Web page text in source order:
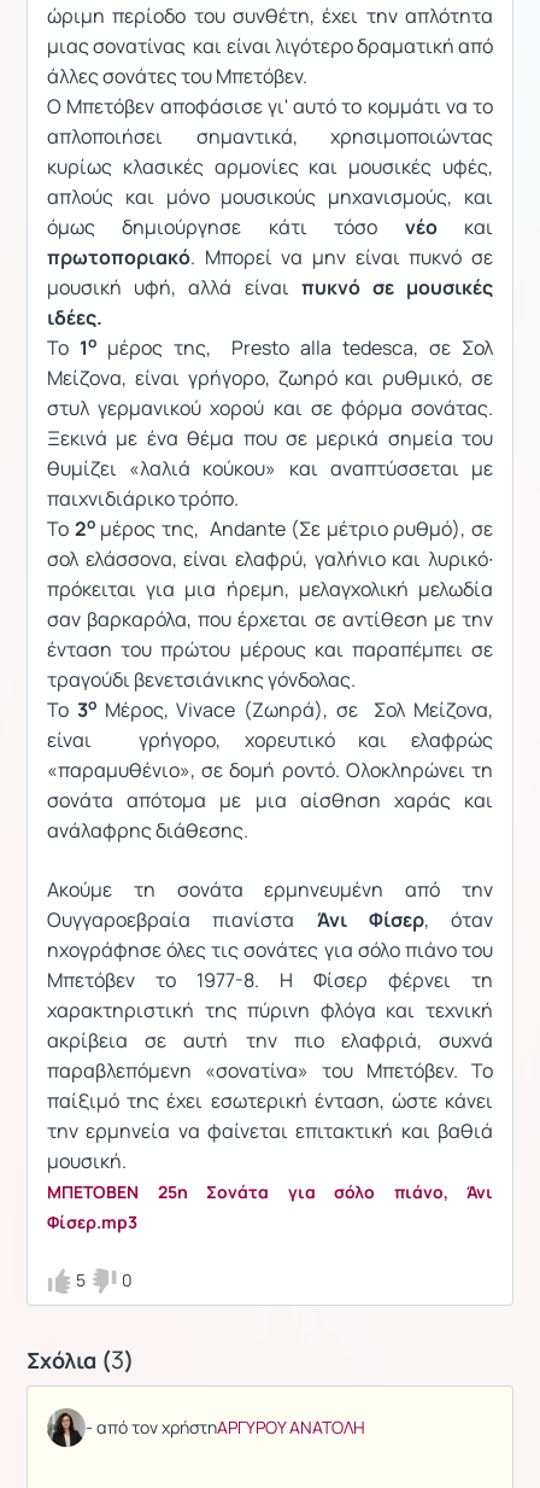
ώριμη περίοδο του συνθέτη, έχει την απλότητα
μιας σονατίνας και είναι λιγότερο δραματική από
άλλες σονάτες του Μπετόβεν.
Ο Μπετόβεν αποφάσισε γι' αυτό το κομμάτι να το
απλοποιήσει σημαντικά, χρησιμοποιώντας
κυρίως κλασικές αρμονίες και μουσικές υφές,
απλούς και μόνο μουσικούς μηχανισμούς, και
όμως δημιούργησε κάτι τόσο νέοκαι
πρωτοποριακό. Μπορεί να μην είναι πυκνό σε
μουσική υφή, αλλά είναι πυκνό σε μουσικές
ιδέες.
Το 1ομέρος της, Presto alla tedesca, σε Σολ
Μείζονα, είναι γρήγορο, ζωηρό και ρυθμικό, σε
στυλ γερμανικού χορού και σε φόρμα σονάτας.
Ξεκινά με ένα θέμα που σε μερικά σημεία του
θυμίζει «λαλιά κούκου» και αναπτύσσεται με
παιχνιδιάρικο τρόπο.
Το 2ομέρος της, Andante (Σε μέτριο ρυθμό), σε
σολ ελάσσονα, είναι ελαφρύ, γαλήνιο και λυρικό∙
πρόκειται για μια ήρεμη, μελαγχολική μελωδία
σαν βαρκαρόλα, που έρχεται σε αντίθεση με την
ένταση του πρώτου μέρους και παραπέμπει σε
τραγούδι βενετσιάνικης γόνδολας.
Το 3οΜέρος, Vivace (Ζωηρά), σε Σολ Μείζονα,
είναι γρήγορο, χορευτικό και ελαφρώς
«παραμυθένιο», σε δομή ροντό. Ολοκληρώνει τη
σονάτα απότομα με μια αίσθηση χαράς και
ανάλαφρης διάθεσης.
Ακούμε τη σονάτα ερμηνευμένη από την
Ουγγαροεβραία πιανίστα Άνι Φίσερ, όταν
ηχογράφησε όλες τις σονάτες για σόλο πιάνο του
Μπετόβεν το 1977-8. Η Φίσερ φέρνει τη
χαρακτηριστική της πύρινη φλόγα και τεχνική
ακρίβεια σε αυτή την πιο ελαφριά, συχνά
παραβλεπόμενη «σονατίνα» του Μπετόβεν. Το
παίξιμό της έχει εσωτερική ένταση, ώστε κάνει
την ερμηνεία να φαίνεται επιτακτική και βαθιά
μουσική.
ΜΠΕΤΟΒΕΝ 25η Σονάτα για σόλο πιάνο, Άνι
Φίσερ.mp3
5 0
Σχόλια (3)
- από τον χρήστηΑΡΓΥΡΟΥ ΑΝΑΤΟΛΗ